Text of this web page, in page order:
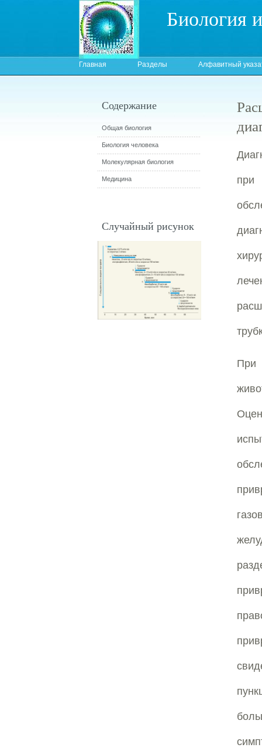
Биология
Главная Разделы Алфавитный
при
При
Содержание
Общая биология
Биология человека
Молекулярная биология
Медицина
Случайный рисунок